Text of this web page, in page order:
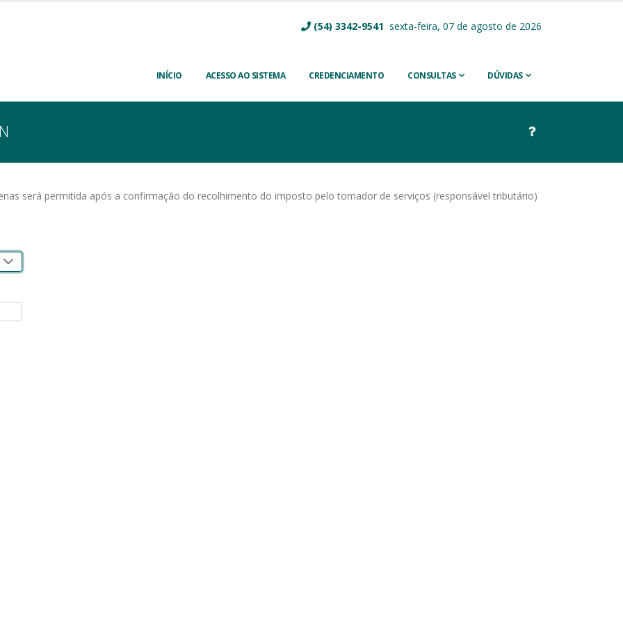
(54) 3342-9541 sexta-feira, 07 de agosto de 2026
INÍCIO ACESSO AO SISTEMA CREDENCIAMENTO CONSULTAS DÚVIDAS
será permitida após a confirmação do recolhimento do imposto pelo tomador de serviços (responsável tributário)